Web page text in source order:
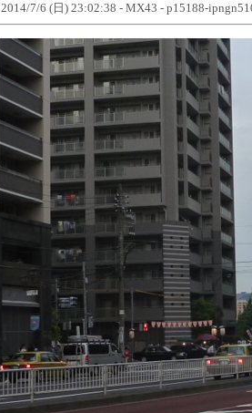
2014/7/6 (日) 23:02:38 - MX43 - p15188-